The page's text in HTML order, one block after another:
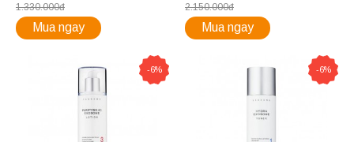
1.330.000đ
Mua ngay
2.150.000đ
Mua ngay
-6% -6%